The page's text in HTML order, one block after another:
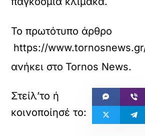
Το πρωτότυπο άρθρο
ανήκει στο Tornos News.